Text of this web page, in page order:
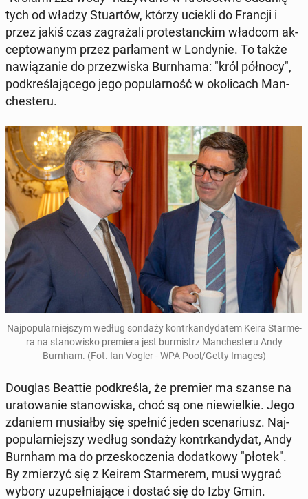
tych od władzy Stu­ar­tów, którzy uciekli do Francji i
przez jakiś czas za­gra­ża­li pro­te­stanc­kim władcom ak­
cep­to­wa­nym przez par­la­ment w Lon­dy­nie. To także
na­wią­za­nie do prze­zwi­ska Burn­ha­ma: "król północy",
pod­kre­śla­ją­ce­go jego po­pu­lar­ność w oko­li­cach Man­
che­ste­ru.
Naj­po­pu­lar­niej­szym według sondaży kontr­kan­dy­da­tem Keira Star­me­
ra na sta­no­wi­sko pre­mie­ra jest bur­mistrz Man­che­ste­ru Andy
Burnham. (Fot. Ian Vogler - WPA Pool/Getty Images)
Douglas Beattie pod­kre­śla, że premier ma szanse na
ura­to­wa­nie sta­no­wi­ska, choć są one nie­wiel­kie. Jego
zdaniem mu­siał­by się spełnić jeden sce­na­riusz. Naj­
po­pu­lar­niej­szy według sondaży kontr­kan­dy­dat, Andy
Burnham ma do prze­sko­cze­nia do­dat­ko­wy "płotek".
By zmie­rzyć się z Keirem Star­me­rem, musi wygrać
wybory uzu­peł­nia­ją­ce i dostać się do Izby Gmin.